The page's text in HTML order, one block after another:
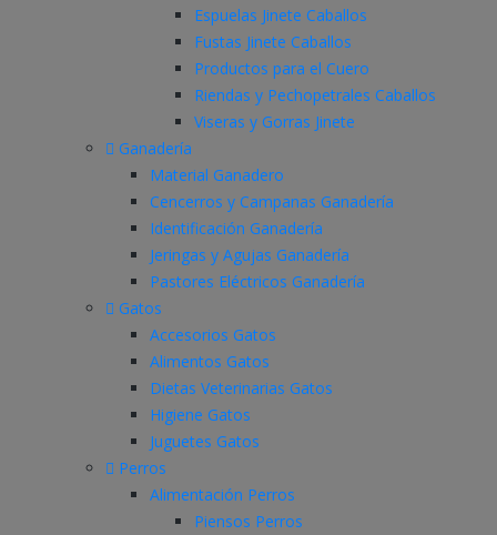
Espuelas Jinete Caballos
Fustas Jinete Caballos
Productos para el Cuero
Riendas y Pechopetrales Caballos
Viseras y Gorras Jinete
Ganadería
Material Ganadero
Cencerros y Campanas Ganadería
Identificación Ganadería
Jeringas y Agujas Ganadería
Pastores Eléctricos Ganadería
Gatos
Accesorios Gatos
Alimentos Gatos
Dietas Veterinarias Gatos
Higiene Gatos
Juguetes Gatos
Perros
Alimentación Perros
Piensos Perros